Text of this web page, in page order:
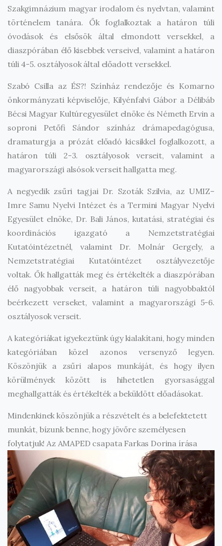
Szakgimnázium magyar irodalom és nyelvtan, valamint
történelem tanára. Ők foglalkoztak a határon túli
óvodások és elsősök által elmondott versekkel, a
diaszpórában élő kisebbek verseivel, valamint a határon
túli 4-5. osztályosok által előadott versekkel.
Szabó Csilla az ÉS?! Színház rendezője és Komarno
önkormányzati képviselője, Kilyénfalvi Gábor a Délibáb
Bécsi Magyar Kultúregyesület elnöke és Németh Ervin a
soproni Petőfi Sándor színház drámapedagógusa,
dramaturgja a prózát előadó kicsikkel foglalkozott, a
határon túli 2-3. osztályosok verseit, valamint a
magyarországi alsósok verseit hallgatta meg.
A negyedik zsűri tagjai Dr. Szoták Szilvia, az UMIZ–
Imre Samu Nyelvi Intézet és a Termini Magyar Nyelvi
Egyesület elnöke, Dr. Bali János, kutatási, stratégiai és
koordinációs igazgató a Nemzetstratégiai
Kutatóintézetnél, valamint Dr. Molnár Gergely, a
Nemzetstratégiai Kutatóintézet osztályvezetője
voltak. Ők hallgatták meg és értékelték a diaszpórában
élő nagyobbak verseit, a határon túli nagyobbaktól
beérkezett verseket, valamint a magyarországi 5-6.
osztályosok verseit.
A kategóriákat igyekeztünk úgy kialakítani, hogy minden
kategóriában közel azonos versenyző legyen.
Köszönjük a zsűri alapos munkáját, és hogy ilyen
körülmények között is hihetetlen gyorsasággal
meghallgatták és értékelték a beküldött előadásokat.
Mindenkinek köszönjük a részvételt és a belefektetett
munkát, bízunk benne, hogy jövőre személyesen
folytatjuk! Az AMAPED csapata Farkas Dorina írása